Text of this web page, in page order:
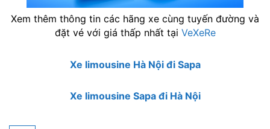
Xem thêm thông tin các hãng xe cùng tuyến đường và
đặt vé với giá thấp nhất tại VeXeRe
Xe limousine Hà Nội đi Sapa
Xe limousine Sapa đi Hà Nội